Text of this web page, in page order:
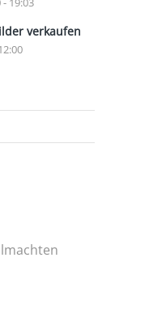
19:03
verkaufen